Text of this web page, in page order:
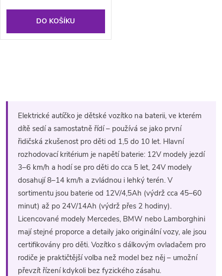
DO KOŠÍKU
Elektrické autíčko je dětské vozítko na baterii, ve kterém
dítě sedí a samostatně řídí – používá se jako první
řidičská zkušenost pro děti od 1,5 do 10 let. Hlavní
rozhodovací kritérium je napětí baterie: 12V modely jezdí
3–6 km/h a hodí se pro děti do cca 5 let, 24V modely
dosahují 8–14 km/h a zvládnou i lehký terén. V
sortimentu jsou baterie od 12V/4,5Ah (výdrž cca 45–60
minut) až po 24V/14Ah (výdrž přes 2 hodiny).
Licencované modely Mercedes, BMW nebo Lamborghini
mají stejné proporce a detaily jako originální vozy, ale jsou
certifikovány pro děti. Vozítko s dálkovým ovladačem pro
rodiče je praktičtější volba než model bez něj – umožní
převzít řízení kdykoli bez fyzického zásahu.